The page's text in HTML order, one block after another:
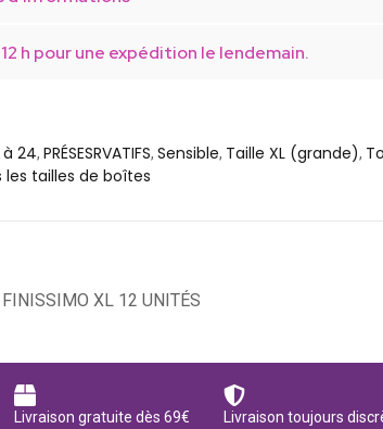
h pour une expédition le lendemain.
24, PRÉSESRVATIFS, Sensible, Taille XL (grande),
les tailles de boîtes
XL 12 UNITÉS
Livraison gratuite dès 69€ Livraison toujours